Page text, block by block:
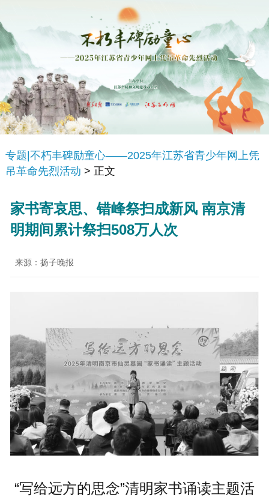
专题|不朽丰碑励童心——2025年江苏省青少年网上凭
吊革命先烈活动 > 正文
家书寄哀思、错峰祭扫成新风 南京清
明期间累计祭扫508万人次
来源：扬子晚报
“写给远方的思念”清明家书诵读主题活